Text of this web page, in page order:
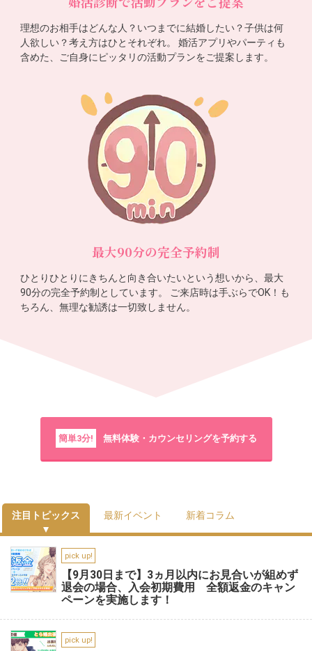
理想のお相手はどんな人？いつまでに結婚したい？子供は何
人欲しい？考え方はひとそれぞれ。 婚活アプリやパーティも
含めた、ご自身にピッタリの活動プランをご提案します。
最大90分の完全予約制
ひとりひとりにきちんと向き合いたいという想いから、最大
90分の完全予約制としています。 ご来店時は手ぶらでOK！も
ちろん、無理な勧誘は一切致しません。
簡単3分! 無料体験・カウンセリングを予約する
注目トピックス 最新イベント 新着コラム
pick up!
【9月30日まで】3ヵ月以内にお見合いが組めず
退会の場合、入会初期費用 全額返金のキャン
ペーンを実施します！
pick up!